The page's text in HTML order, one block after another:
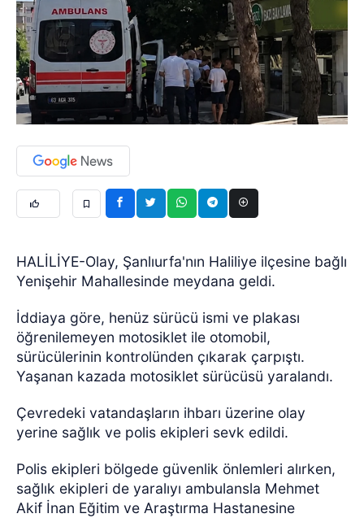
HALİLİYE-Olay, Şanlıurfa'nın Haliliye ilçesine bağlı
Yenişehir Mahallesinde meydana geldi.
İddiaya göre, henüz sürücü ismi ve plakası
öğrenilemeyen motosiklet ile otomobil,
sürücülerinin kontrolünden çıkarak çarpıştı.
Yaşanan kazada motosiklet sürücüsü yaralandı.
Çevredeki vatandaşların ihbarı üzerine olay
yerine sağlık ve polis ekipleri sevk edildi.
Polis ekipleri bölgede güvenlik önlemleri alırken,
sağlık ekipleri de yaralıyı ambulansla Mehmet
Akif İnan Eğitim ve Araştırma Hastanesine